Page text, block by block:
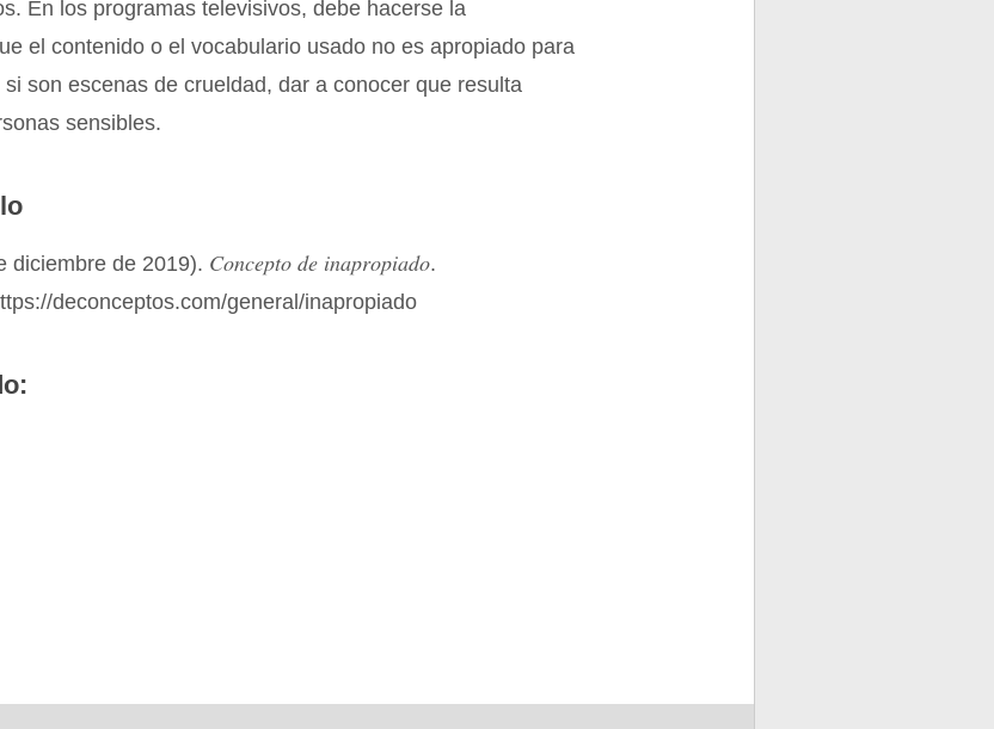
En los programas televisivos, debe hacerse la
el contenido o el vocabulario usado no es apropiado para
son escenas de crueldad, dar a conocer que resulta
sensibles.
diciembre de 2019). Concepto de inapropiado.
deconceptos.com/general/inapropiado